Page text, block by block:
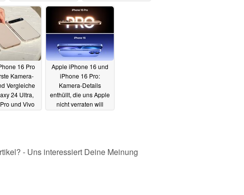
16 Pro
Kamera-
Vergleiche
24 Ultra,
und Vivo
Apple iPhone 16 und
iPhone 16 Pro:
Kamera-Details
enthüllt, die uns Apple
nicht verraten will
- Uns interessiert Deine Meinung